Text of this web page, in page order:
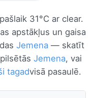
31°C ar clear.
apstākļus un gaisa
Jemena — skatīt
Jemena, vai
tagadvisā pasaulē.